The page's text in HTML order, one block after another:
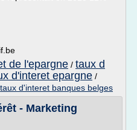
de l'epargne / taux d
d'interet epargne /
taux d'interet banques belges
- Marketing